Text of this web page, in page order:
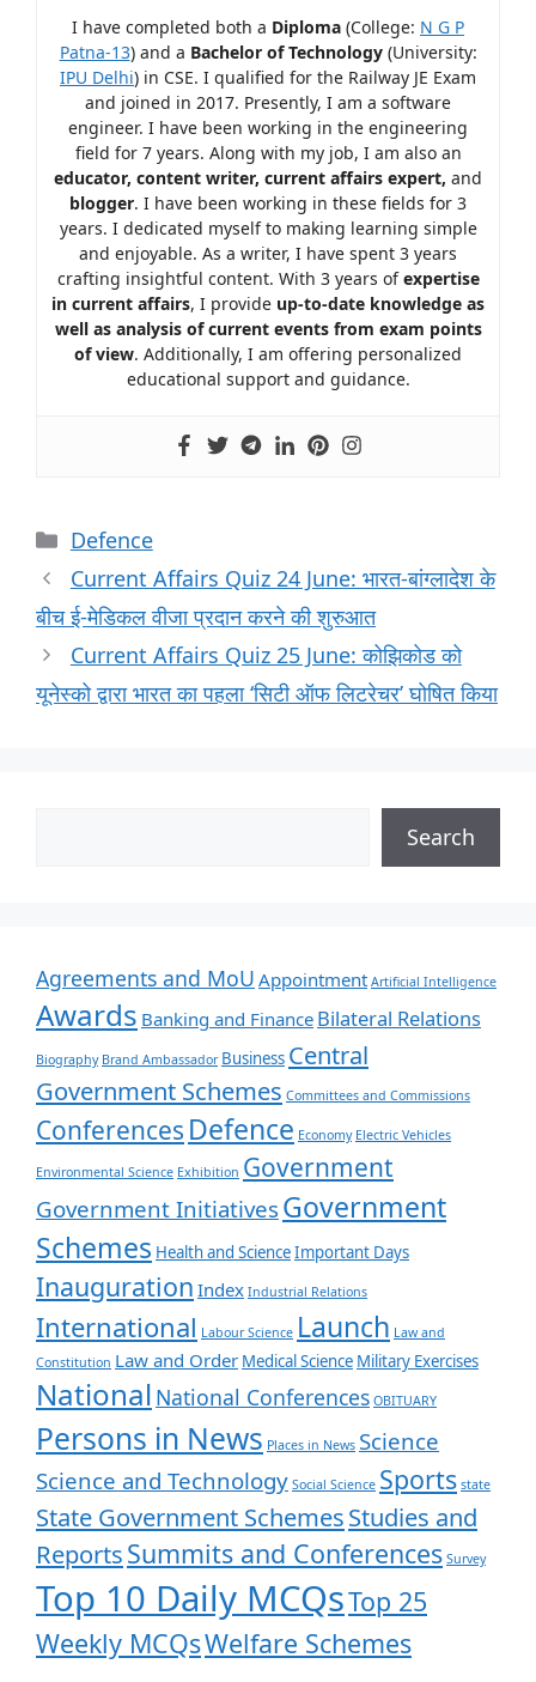
I have completed both a Diploma (College: N G P
Patna-13) and a Bachelor of Technology(University:
IPU Delhi) in CSE. I qualified for the Railway JE Exam
and joined in 2017. Presently, I am a software
engineer. I have been working in the engineering
field for 7 years. Along with my job, I am also an
educator, content writer, current affairs expert, and
blogger. I have been working in these fields for 3
years. I dedicated myself to making learning simple
and enjoyable. As a writer, I have spent 3 years
crafting insightful content. With 3 years ofexpertise
in current affairs, I provide up-to-date knowledge as
well as analysis of current events from exam points
of view. Additionally, I am offering personalized
educational support and guidance.
Defence
Current Affairs Quiz 24 June: भारत-बांग्लादेश के
बीच ई-मेडिकल वीजा प्रदान करने की शुरुआत
Current Affairs Quiz 25 June: कोझिकोड को
यूनेस्को द्वारा भारत का पहला ‘सिटी ऑफ लिटरेचर’ घोषित किया
Search
Agreements and MoU Appointment Artificial Intelligence
Awards Banking and Finance Bilateral Relations
Biography Brand Ambassador Business Central
Government Schemes Committees and Commissions
Conferences Defence Economy Electric Vehicles
Environmental Science Exhibition Government
Government Initiatives Government
Schemes Health and ScienceImportant Days
Inauguration Index Industrial Relations
International Labour Science Launch Law and
Constitution Law and Order Medical Science Military Exercises
National National Conferences OBITUARY
Persons in News Places in News Science
Science and Technology Social Science Sports state
State Government SchemesStudies and
ReportsSummits and Conferences Survey
Top 10 Daily MCQsTop 25
Weekly MCQsWelfare Schemes